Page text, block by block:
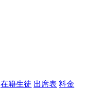
在籍生徒 出席表 料金